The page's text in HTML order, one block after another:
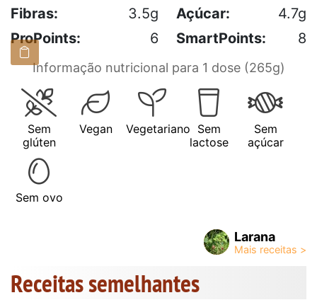
Fibras:
3.5g Açúcar:
4.7g
ProPoints:
6 SmartPoints: 8
Informação nutricional para 1 dose (265g)
Sem
glúten
Vegan Vegetariano Sem
lactose
Sem
açúcar
Sem ovo
Larana
Receitas semelhantes